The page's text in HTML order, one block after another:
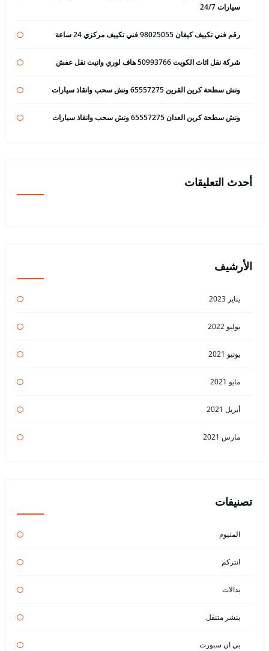
سيارات 24/7
رقم فني تكييف كيفان 98025055 فني تكييف مركزي 24 ساعة
شركة نقل اثاث الكويت 50993766 هاف لوري وانيت نقل عفش
ونش سطحة كرين القرين 65557275 ونش سحب وانقاذ سيارات
ونش سطحة كرين العدان 65557275 ونش سحب وانقاذ سيارات
أحدث التعليقات
الأرشيف
يناير 2023
يوليو 2022
يونيو 2021
مايو 2021
أبريل 2021
مارس 2021
تصنيفات
المنيوم
انتركم
بدالات
بنشر متنقل
بي ان سبورت